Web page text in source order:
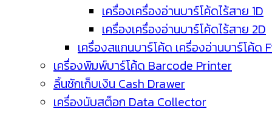
เครื่องเครื่องอ่านบาร์โค้ดไร้สาย 1D
เครื่องเครื่องอ่านบาร์โค้ดไร้สาย 2D
เครื่องสแกนบาร์โค้ด เครื่องอ่านบาร์โค้ด
เครื่องพิมพ์บาร์โค้ด Barcode Printer
ลิ้นชักเก็บเงิน Cash Drawer
เครื่องนับสต็อก Data Collector